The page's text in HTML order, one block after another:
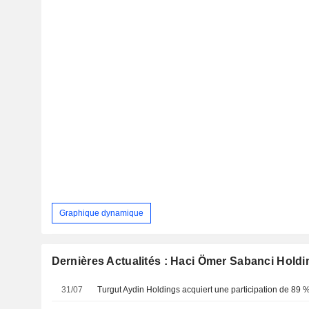
Graphique dynamique
Dernières Actualités : Haci Ömer Sabanci
31/07